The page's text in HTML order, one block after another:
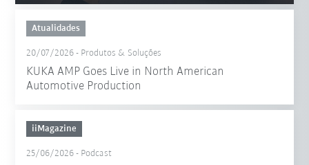
Atualidades
20/07/2026 - Produtos & Soluções
KUKA AMP Goes Live in North American
Automotive Production
iiMagazine
25/06/2026 - Podcast